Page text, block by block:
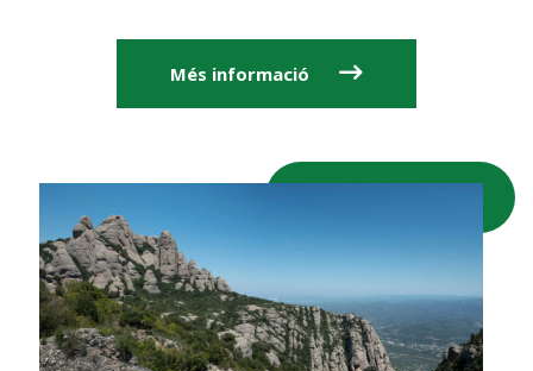
Més informació